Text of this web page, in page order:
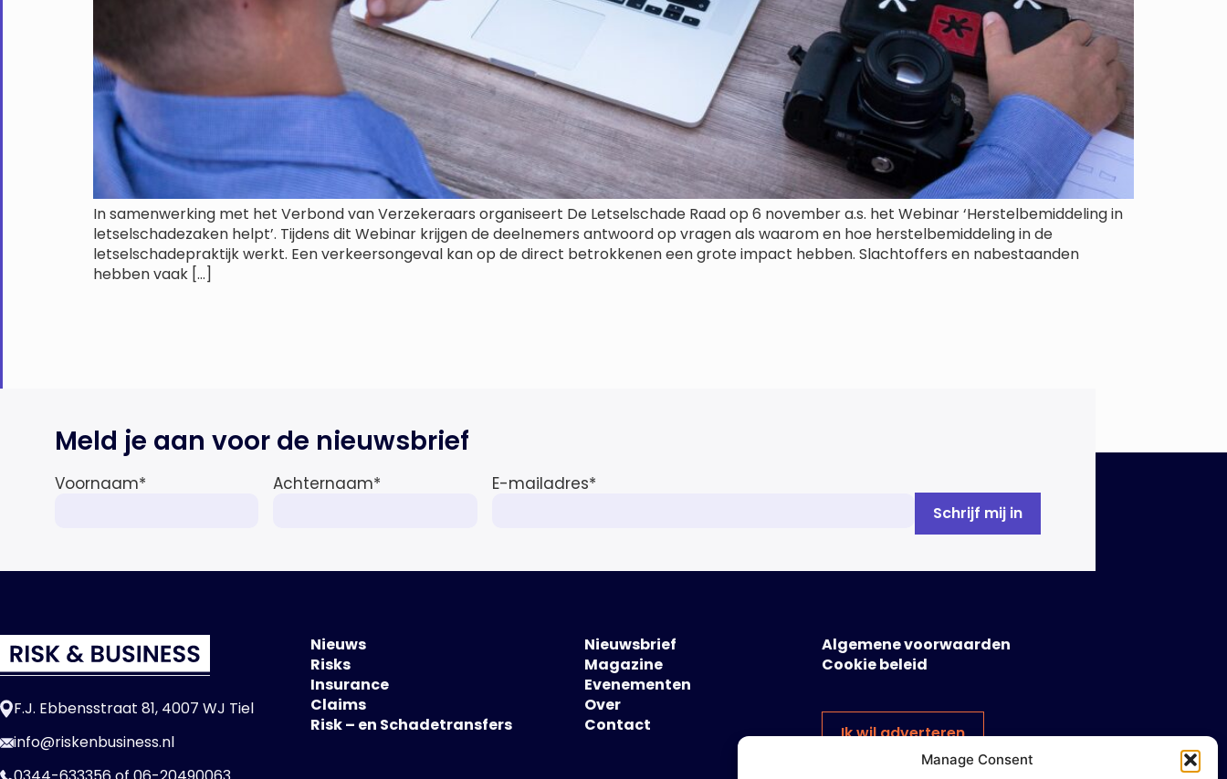
Manage Consent
In samenwerking met het Verbond van Verzekeraars organiseert De Letselschade Raad op 6 november a.s. het Webinar ‘Herstelbemiddeling in
letselschadezaken helpt’. Tijdens dit Webinar krijgen de deelnemers antwoord op vragen als waarom en hoe herstelbemiddeling in de
letselschadepraktijk werkt. Een verkeersongeval kan op de direct betrokkenen een grote impact hebben. Slachtoffers en nabestaanden
hebben vaak […]
Meld je aan voor de nieuwsbrief
Voornaam* Achternaam* E-mailadres*
F.J. Ebbensstraat 81, 4007 WJ Tiel
info@riskenbusiness.nl
Nieuws
Risks
Insurance
Claims
Risk – en Schadetransfers
Nieuwsbrief
Magazine
Evenementen
Over
Contact
Algemene voorwaarden
Cookie beleid
Ik wil adverteren